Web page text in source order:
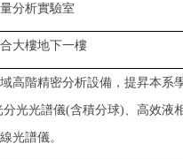
量分析實驗室
合大樓地下一樓
高階精密分析設備，提昇本系
分光光譜儀(含積分球)、高效液
光譜儀。